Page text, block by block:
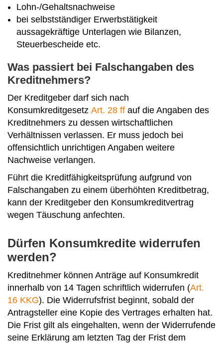
Lohn-/Gehaltsnachweise
bei selbstständiger Erwerbstätigkeit
aussagekräftige Unterlagen wie Bilanzen,
Steuerbescheide etc.
Was passiert bei Falschangaben des
Kreditnehmers?
Der Kreditgeber darf sich nach
Konsumkreditgesetz Art. 28 ff auf die Angaben des
Kreditnehmers zu dessen wirtschaftlichen
Verhältnissen verlassen. Er muss jedoch bei
offensichtlich unrichtigen Angaben weitere
Nachweise verlangen.
Führt die Kreditfähigkeitsprüfung aufgrund von
Falschangaben zu einem überhöhten Kreditbetrag,
kann der Kreditgeber den Konsumkreditvertrag
wegen Täuschung anfechten.
Dürfen Konsumkredite widerrufen
werden?
Kreditnehmer können Anträge auf Konsumkredit
innerhalb von 14 Tagen schriftlich widerrufen (Art.
16 KKG). Die Widerrufsfrist beginnt, sobald der
Antragsteller eine Kopie des Vertrages erhalten hat.
Die Frist gilt als eingehalten, wenn der Widerrufende
seine Erklärung am letzten Tag der Frist dem